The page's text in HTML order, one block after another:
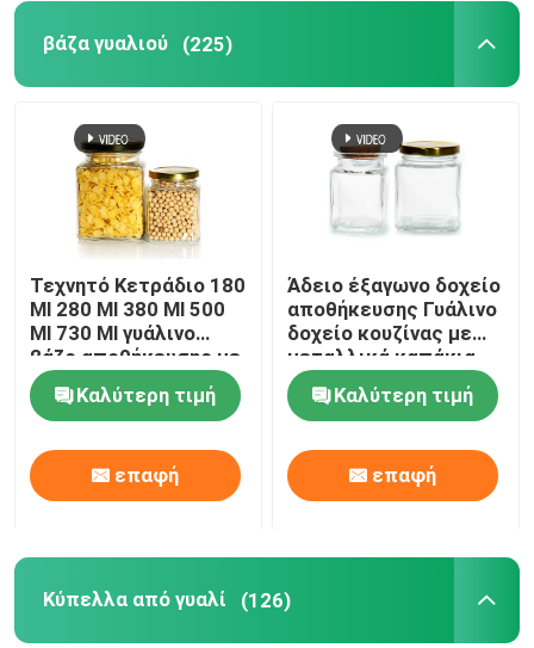
βάζα γυαλιού (225)
Τεχνητό Κετράδιο 180
Ml 280 Ml 380 Ml 500
Ml 730 Ml γυάλινο
βάζο αποθήκευσης με
καπάκι από
κασσίτερο
Καλύτερη τιμή
επαφή
Άδειο έξαγωνο δοχείο
αποθήκευσης Γυάλινο
δοχείο κουζίνας με
μεταλλικά καπάκια
Καλύτερη τιμή
επαφή
Κύπελλα από γυαλί (126)